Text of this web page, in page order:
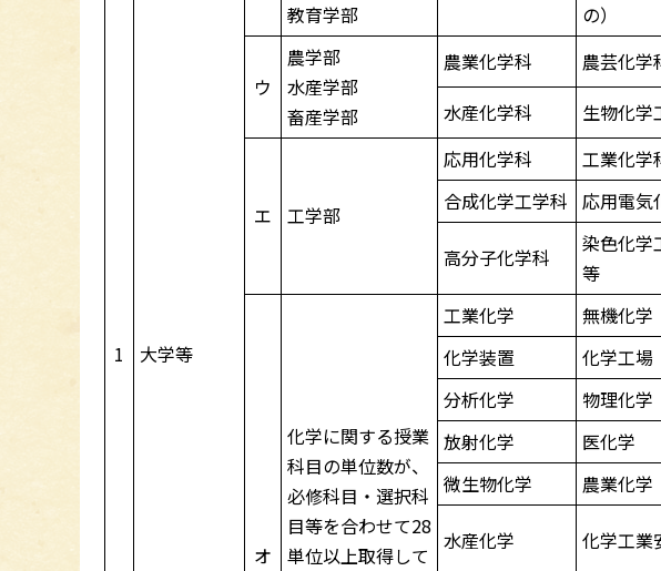
1 大学等
教育学部
の）
ウ
農学部
水産学部
畜産学部
農業化学科 農芸化学
水産化学科
生物化学
エ 工学部
応用化学科 工業化学
合成化学工学科 応用電気
高分子化学科
染色化学
等
オ
化学に関する授業
科目の単位数が、
必修科目・選択科
目等を合わせて28
単位以上取得して
工業化学 無機化学
化学装置
化学工場
分析化学
物理化学
放射化学
医化学
微生物化学
農業化学
水産化学 化学工業